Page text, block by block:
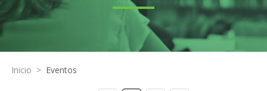
Inicio > Eventos